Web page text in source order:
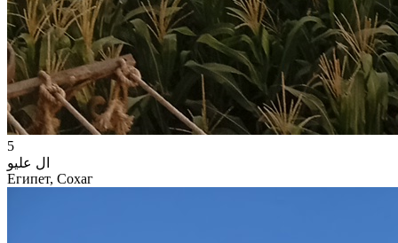
5
ال عليو
Египет, Сохаг